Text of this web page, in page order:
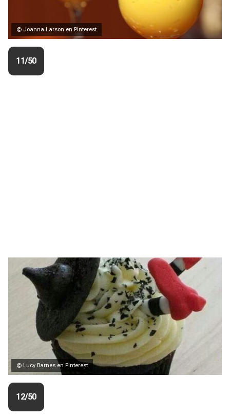
© Joanna Larson en Pinterest
11/50
© Lucy Barnes en Pinterest
12/50